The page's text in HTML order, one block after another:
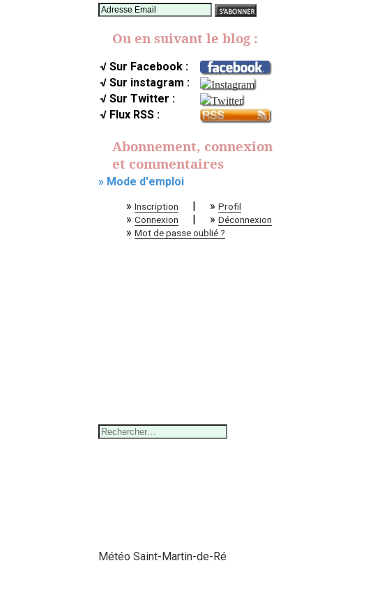
Ou en suivant le blog :
√ Sur Facebook :
√ Sur instagram :
√ Sur Twitter :
√ Flux RSS :
Abonnement, connexion
et commentaires
» Mode d'emploi
» Inscription » Profil
» Connexion » Déconnexion
» Mot de passe oublié ?
Rechercher :
Météo Saint-Martin-de-Ré